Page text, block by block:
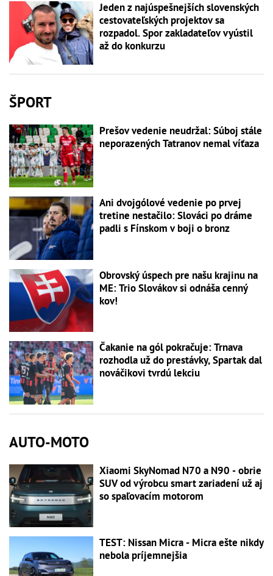
Jeden z najúspešnejších slovenských
cestovateľských projektov sa
rozpadol. Spor zakladateľov vyústil
až do konkurzu
ŠPORT
Prešov vedenie neudržal: Súboj stále
neporazených Tatranov nemal víťaza
Ani dvojgólové vedenie po prvej
tretine nestačilo: Slováci po dráme
padli s Fínskom v boji o bronz
Obrovský úspech pre našu krajinu na
ME: Trio Slovákov si odnáša cenný
kov!
Čakanie na gól pokračuje: Trnava
rozhodla už do prestávky, Spartak dal
nováčikovi tvrdú lekciu
AUTO-MOTO
Xiaomi SkyNomad N70 a N90 - obrie
SUV od výrobcu smart zariadení už aj
so spaľovacím motorom
TEST: Nissan Micra - Micra ešte nikdy
nebola príjemnejšia